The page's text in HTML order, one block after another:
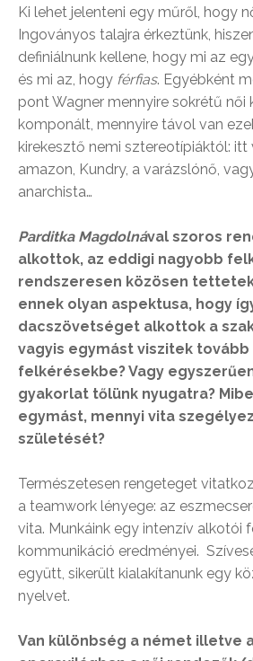
Ki lehet jelenteni egy műről, hogy
Ingoványos talajra érkeztünk,
definiálnunk kellene, hogy mi az
és mi az, hogy férfias. Egyébként
pont Wagner mennyire sokrétű női
komponált, mennyire távol van
kirekesztő nemi sztereotípiáktól: itt
amazon, Kundry, a varázslónő,
anarchista…
Parditka Magdolnával szoros
alkottok, az eddigi nagyobb
rendszeresen közösen
ennek olyan aspektusa, hogy
dacszövetséget alkottok a
vagyis egymást viszitek tovább
felkérésekbe? Vagy
gyakorlat tőlünk nyugatra?
egymást, mennyi vita
születését?
Természetesen rengeteget
a teamwork lényege: az
vita. Munkáink egy intenzív alkotói
kommunikáció eredményei.
együtt, sikerült kialakítanunk egy
nyelvet.
Van különbség a német illetve